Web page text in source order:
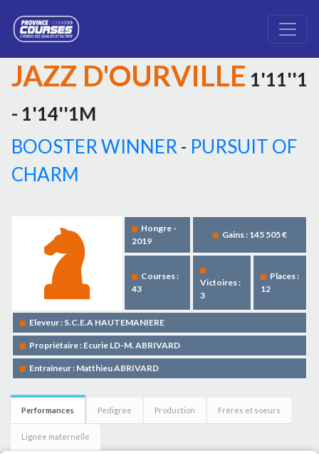
JAZZ D'OURVILLE 1'11''1
- 1'14''1M
BOOSTER WINNER - PURSUIT OF
CHARM
Hongre -
2019
Gains : 145 505 €
Courses :
43
Victoires :
3
Places :
12
Eleveur : S.C.E.A HAUTEMANIERE
Propriétaire : Ecurie LD-M. ABRIVARD
Entraîneur : Matthieu ABRIVARD
Performances Pedigree Production Frères et soeurs
Lignée maternelle